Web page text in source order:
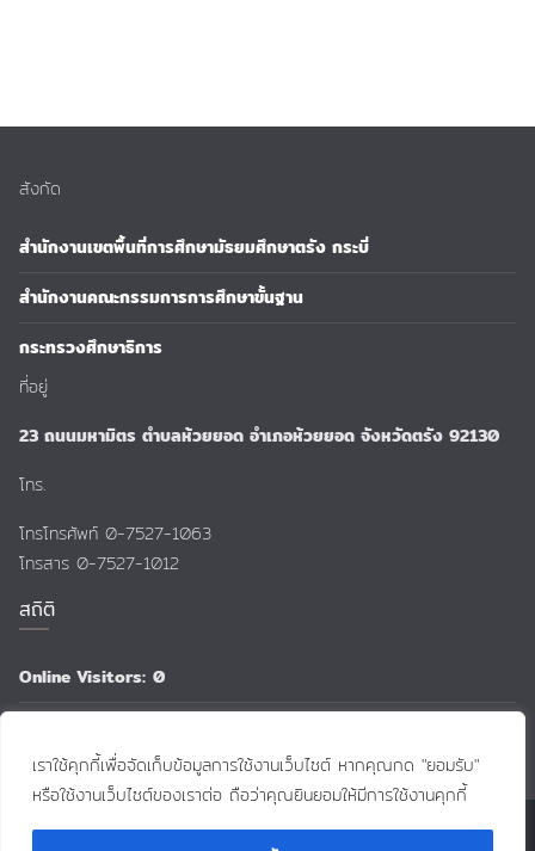
เราใช้คุกกี้เพื่อจัดเก็บข้อมูลการใช้งานเว็บไซต์ หากคุณกด "ยอมรับ"
หรือใช้งานเว็บไซต์ของเราต่อ ถือว่าคุณยินยอมให้มีการใช้งานคุกกี้
สังกัด
สำนักงานเขตพื้นที่การศึกษามัธยมศึกษาตรัง กระบี่
สำนักงานคณะกรรมการการศึกษาขั้นฐาน
กระทรวงศึกษาธิการ
ที่อยู่
23 ถนนมหามิตร ตำบลห้วยยอด อำเภอห้วยยอด จังหวัดตรัง 92130
โทร.
โทรโทรศัพท์ 0-7527-1063
โทรสาร 0-7527-1012
สถิติ
Online Visitors: 0
Copyright © 2026:: Huai-yot School ::. All rights reserved.